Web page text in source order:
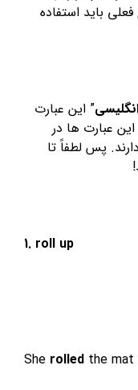
باید استفاده
” این عبارت
عبارت ها در
پس لطفاً تا
1. roll up
She rolled the mat